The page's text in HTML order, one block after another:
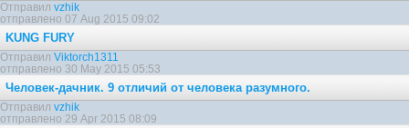
Отправил vzhik
отправлено 07 Aug 2015 09:02
KUNG FURY
Отправил Viktorch1311
отправлено 30 May 2015 05:53
Человек-дачник. 9 отличий от человека разумного.
Отправил vzhik
отправлено 29 Apr 2015 08:09